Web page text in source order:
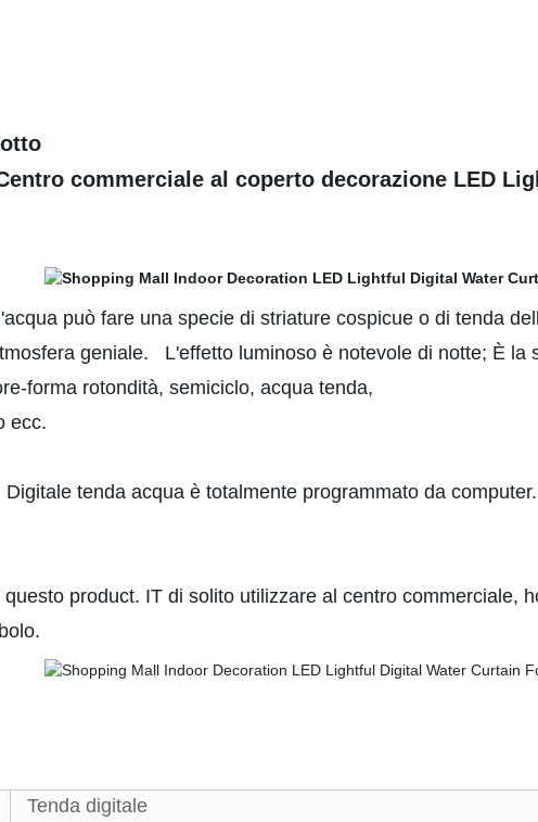
commerciale al coperto decorazione LED
può fare una specie di striature cospicue o di tenda
geniale. L'effetto luminoso è notevole di notte; È
forma rotondità, semiciclo, acqua tenda,
ecc.
tenda acqua è totalmente programmato da
product. IT di solito utilizzare al centro commerciale,
Tenda digitale